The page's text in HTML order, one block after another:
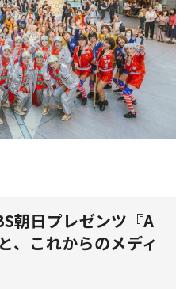
朝日プレゼンツ『A
、これからのメディ